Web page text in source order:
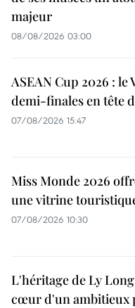
majeur
08/08/2026 03:00
ASEAN Cup 2026 : le
demi-finales en tête
07/08/2026 15:47
Miss Monde 2026
une vitrine
07/08/2026 10:30
L'héritage de Ly
cœur d'un ambitieux